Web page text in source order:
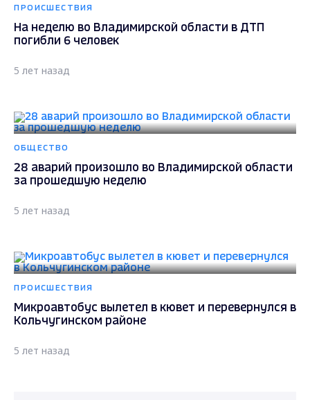
ПРОИСШЕСТВИЯ
На неделю во Владимирской области в ДТП
погибли 6 человек
5 лет назад
ОБЩЕСТВО
28 аварий произошло во Владимирской области
за прошедшую неделю
5 лет назад
ПРОИСШЕСТВИЯ
Микроавтобус вылетел в кювет и перевернулся в
Кольчугинском районе
5 лет назад